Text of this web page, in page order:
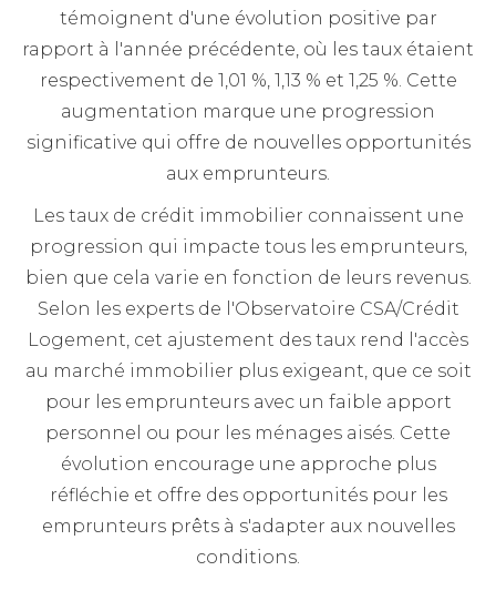
témoignent d'une évolution positive par
rapport à l'année précédente, où les taux étaient
respectivement de 1,01 %, 1,13 % et 1,25 %. Cette
augmentation marque une progression
significative qui offre de nouvelles opportunités
aux emprunteurs.
Les taux de crédit immobilier connaissent une
progression qui impacte tous les emprunteurs,
bien que cela varie en fonction de leurs revenus.
Selon les experts de l'Observatoire CSA/Crédit
Logement, cet ajustement des taux rend l'accès
au marché immobilier plus exigeant, que ce soit
pour les emprunteurs avec un faible apport
personnel ou pour les ménages aisés. Cette
évolution encourage une approche plus
réfléchie et offre des opportunités pour les
emprunteurs prêts à s'adapter aux nouvelles
conditions.